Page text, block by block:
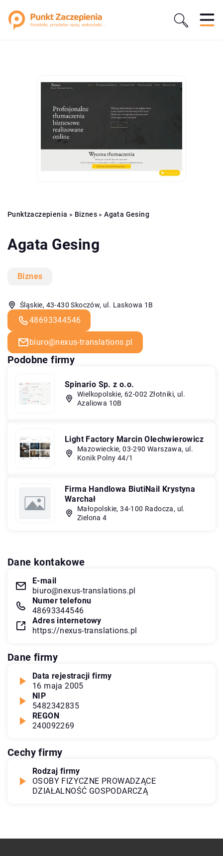
Punktzaczepienia » Biznes »Agata Gesing
Agata Gesing
Biznes
Śląskie, 43-430 Skoczów, ul. Laskowa 1B
48693344546
biuro@nexus-translations.pl
Podobne firmy
Spinario Sp. z o.o.
Wielkopolskie, 62-002 Złotniki, ul.
Azaliowa 10B
Light Factory Marcin Olechwierowicz
Mazowieckie, 03-290 Warszawa, ul.
Konik Polny 44/1
Firma Handlowa BiutiNail Krystyna
Warchał
Małopolskie, 34-100 Radocza, ul.
Zielona 4
Dane kontakowe
E-mail
biuro@nexus-translations.pl
Numer telefonu
48693344546
Adres internetowy
https://nexus-translations.pl
Dane firmy
Data rejestracji firmy
16 maja 2005
NIP
5482342835
REGON
240092269
Cechy firmy
Rodzaj firmy
OSOBY FIZYCZNE PROWADZĄCE
DZIAŁALNOŚĆ GOSPODARCZĄ